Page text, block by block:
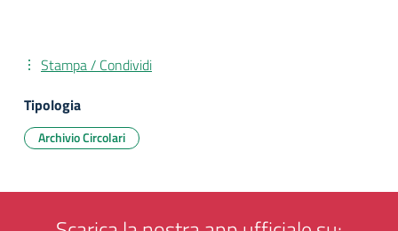
Stampa / Condividi
Tipologia
Archivio Circolari